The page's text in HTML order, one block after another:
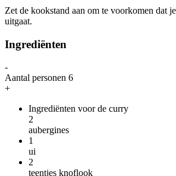
Zet de kookstand aan om te voorkomen dat
uitgaat.
Ingrediënten
-
Aantal personen 6
+
Ingrediënten voor de curry
2
aubergines
1
ui
2
teentjes knoflook